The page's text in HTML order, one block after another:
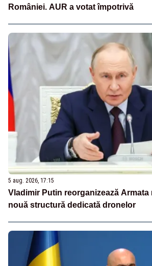
României. AUR a votat împotrivă
5 aug. 2026, 17:15
Vladimir Putin reorganizează
nouă structură dedicată dronelor